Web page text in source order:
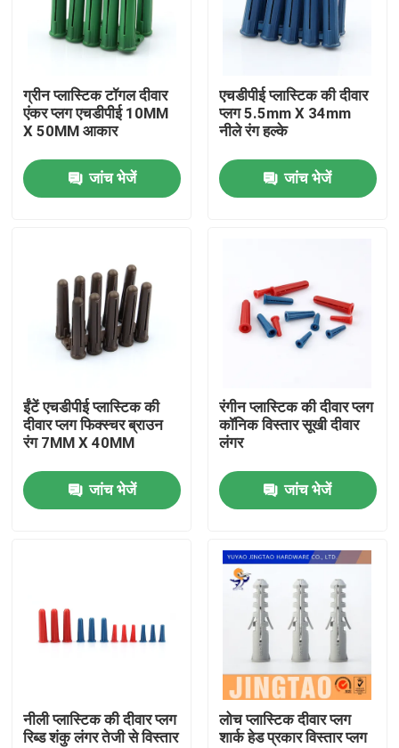
उत्पाद
वीडियो
हमारे बारे में
गुणवत्ता नियंत्रण
एक बोली का अनुरोध
नायलॉन एंकर प्लग
ग्रीन प्लास्टिक टॉगल दीवार
एंकर प्लग एचडीपीई 10MM
X 50MM आकार
जांच भेजें
एचडीपीई प्लास्टिक की दीवार
प्लग 5.5mm X 34mm
नीले रंग हल्के
जांच भेजें
ईंटें एचडीपीई प्लास्टिक की
दीवार प्लग फिक्स्चर ब्राउन
रंग 7MM X 40MM
जांच भेजें
रंगीन प्लास्टिक की दीवार प्लग
कॉनिक विस्तार सूखी दीवार
लंगर
जांच भेजें
नीली प्लास्टिक की दीवार प्लग
रिब्ड शंकु लंगर तेजी से विस्तार
लोच प्लास्टिक दीवार प्लग
शार्क हेड प्रकार विस्तार प्लग